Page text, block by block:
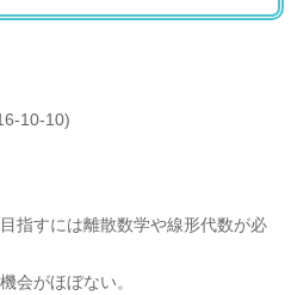
10-10)
指すには離散数学や線形代数が必
会がほぼない。